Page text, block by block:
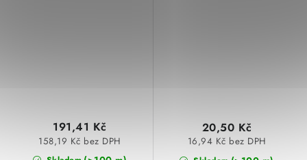
158,19 Kč bez DPH
191,41 Kč
16,94 Kč bez DPH
20,50 Kč